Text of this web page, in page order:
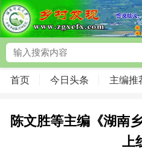
首页 今日头条 主编推
陈文胜等主编《湖南
上